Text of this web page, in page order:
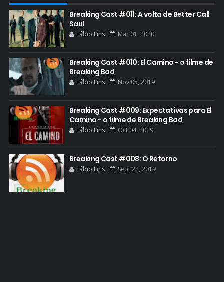
FELIZ NATAL
FILME
GIANCARLO ESPOSITO
GOLDEN GLOBE
GRACEPOINT
GREENBRIER
GUIA DE EPISÓDIOS
GUS FRING
HCATV AWARDS
HCATV AWARDS 2022
HECTOR SALAMANCA
Breaking Cast #011: A volta de Better Call
Saul
Fábio Lins Mar 01, 2020
Breaking Cast #010: El Camino - o filme de
Breaking Bad
Fábio Lins Nov 05, 2019
Breaking Cast #009: Expectativas para El
Camino - o filme de Breaking Bad
Fábio Lins Oct 04, 2019
Breaking Cast #008: O Retorno
Fábio Lins Sept 22, 2019